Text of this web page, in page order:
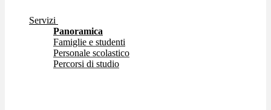
Servizi
Panoramica
Famiglie e studenti
Personale scolastico
Percorsi di studio